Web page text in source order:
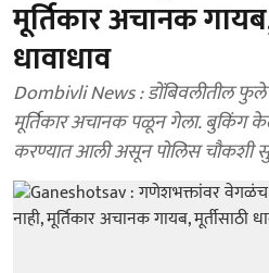
मूर्तिकार अचानक
धावाधाव
Dombivli News : डोंबिवलीतील फुले
मूर्तिकार अचानक पळून गेला. बुकिंग
करण्यात आली असून पोलिस